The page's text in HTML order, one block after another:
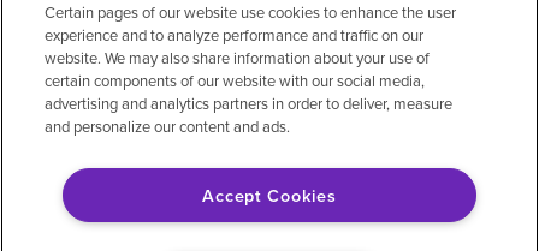
© 2026 Encompass Health Corporation
Preferencias de cookies
Aviso legal: Se tradujo con la ayuda de
inteligencia artificial (IA). La versión en inglés
Certain pages of our website use cookies to enhance the user
experience and to analyze performance and traffic on our
website. We may also share information about your use of
certain components of our website with our social media,
advertising and analytics partners in order to deliver, measure
and personalize our content and ads.
Accept Cookies